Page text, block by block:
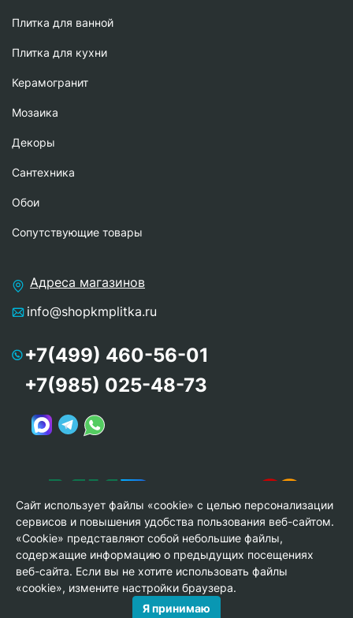
Плитка для ванной
Плитка для кухни
Керамогранит
Мозаика
Декоры
Сантехника
Обои
Сопутствующие товары
Адреса магазинов
info@shopkmplitka.ru
+7(499) 460-56-01
+7(985) 025-48-73
© Copyright 2013-2026 KERAMA MARAZZI, ООО «Гамма
Керамика»
Сайт использует файлы «cookie» с целью персонализации
сервисов и повышения удобства пользования веб-сайтом.
«Cookie» представляют собой небольшие файлы,
содержащие информацию о предыдущих посещениях
веб-сайта. Если вы не хотите использовать файлы
«cookie», измените настройки браузера.
Я принимаю